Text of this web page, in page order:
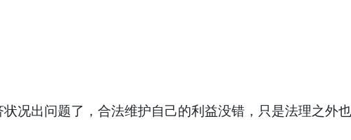
况出问题了，合法维护自己的利益没错，只是法理之外也